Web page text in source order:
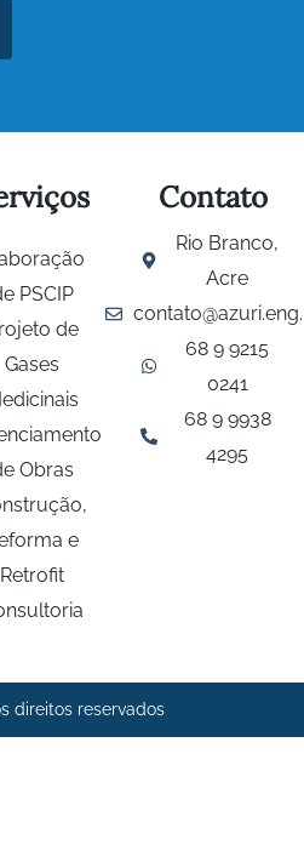
PSCIP
de
Gases
Obras
e
Retrofit
Contato
Rio Branco,
Acre
68 9 9215
0241
68 9 9938
4295
direitos reservados